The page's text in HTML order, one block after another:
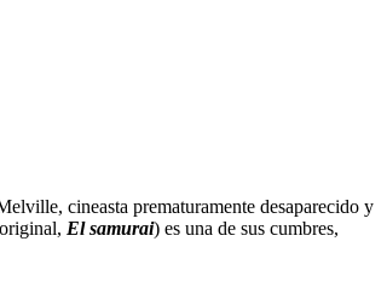
cineasta prematuramente desaparecido y
El samurai) es una de sus cumbres,